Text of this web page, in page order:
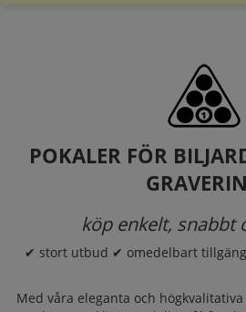
POKALER FÖR
köp enkelt, snabbt
✔ stort utbud ✔ omedelbart
Med våra eleganta och